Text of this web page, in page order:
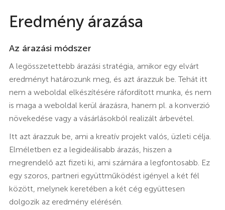
Eredmény árazása
Az árazási módszer
A legösszetettebb árazási stratégia, amikor egy elvárt
eredményt határozunk meg, és azt árazzuk be. Tehát itt
nem a weboldal elkészítésére ráfordított munka, és nem
is maga a weboldal kerül árazásra, hanem pl. a konverzió
növekedése vagy a vásárlásokból realizált árbevétel.
Itt azt árazzuk be, ami a kreatív projekt valós, üzleti célja.
Elméletben ez a legideálisabb árazás, hiszen a
megrendelő azt fizeti ki, ami számára a legfontosabb. Ez
egy szoros, partneri együttműködést igényel a két fél
között, melynek keretében a két cég együttesen
dolgozik az eredmény elérésén.